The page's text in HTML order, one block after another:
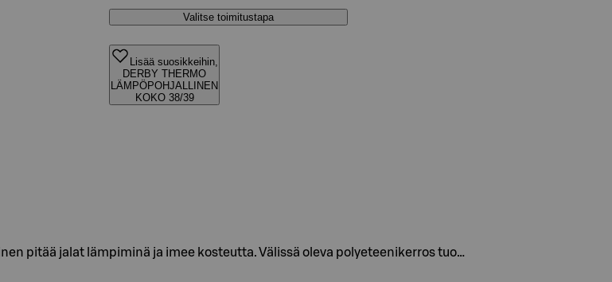
Valitse toimitustapa
Lisää suosikkeihin,
DERBY THERMO
LÄMPÖPOHJALLINEN
KOKO 38/39
pitää jalat lämpiminä ja imee kosteutta. Välissä oleva polyeteenikerros tuo…